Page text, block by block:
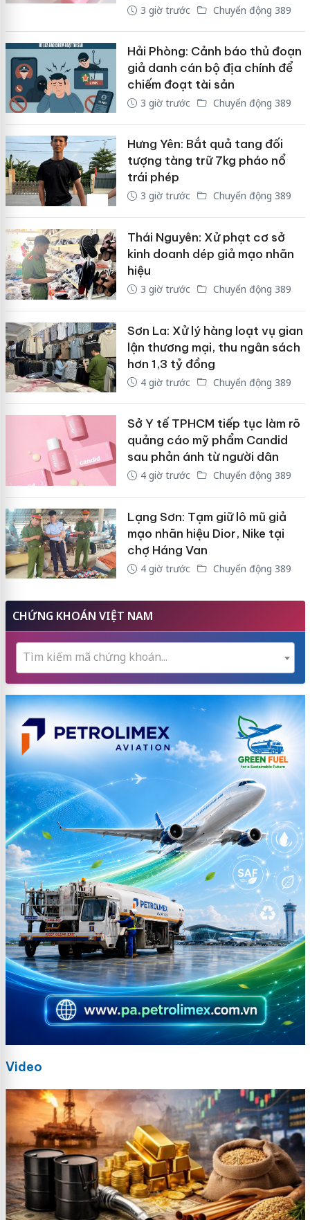
3 giờ trước Chuyển động 389
Hải Phòng: Cảnh báo thủ đoạn
giả danh cán bộ địa chính để
chiếm đoạt tài sản
3 giờ trước Chuyển động 389
Hưng Yên: Bắt quả tang đối
tượng tàng trữ 7kg pháo nổ
trái phép
3 giờ trước Chuyển động 389
Thái Nguyên: Xử phạt cơ sở
kinh doanh dép giả mạo nhãn
hiệu
3 giờ trước Chuyển động 389
Sơn La: Xử lý hàng loạt vụ gian
lận thương mại, thu ngân sách
hơn 1,3 tỷ đồng
4 giờ trước Chuyển động 389
Sở Y tế TPHCM tiếp tục làm rõ
quảng cáo mỹ phẩm Candid
sau phản ánh từ người dân
4 giờ trước Chuyển động 389
Lạng Sơn: Tạm giữ lô mũ giả
mạo nhãn hiệu Dior, Nike tại
chợ Háng Van
4 giờ trước Chuyển động 389
CHỨNG KHOÁN VIỆT NAM
Tìm kiếm mã chứng khoán...
Video